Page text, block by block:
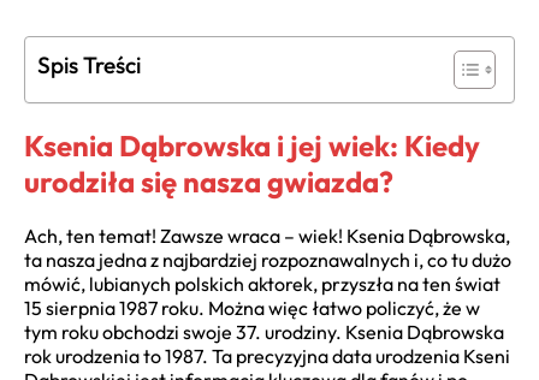
Spis Treści
Ksenia Dąbrowska i jej wiek: Kiedy
urodziła się nasza gwiazda?
Ach, ten temat! Zawsze wraca – wiek! Ksenia Dąbrowska,
ta nasza jedna z najbardziej rozpoznawalnych i, co tu dużo
mówić, lubianych polskich aktorek, przyszła na ten świat
15 sierpnia 1987 roku. Można więc łatwo policzyć, że w
tym roku obchodzi swoje 37. urodziny. Ksenia Dąbrowska
rok urodzenia to 1987. Ta precyzyjna data urodzenia Kseni